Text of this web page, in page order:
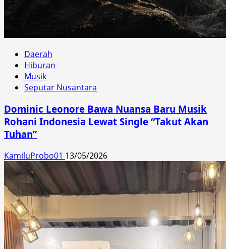
Daerah
Hiburan
Musik
Seputar Nusantara
Dominic Leonore Bawa Nuansa Baru Musik
Rohani Indonesia Lewat Single “Takut Akan
Tuhan”
KamiluProbo01 13/05/2026